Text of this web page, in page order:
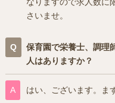
さいませ。
保育園で栄養士、調理
人はありますか？
はい、ございます。ま